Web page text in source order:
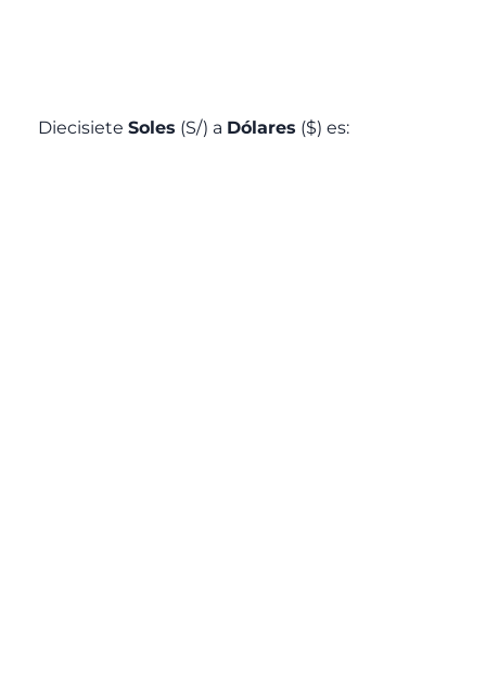
Diecisiete Soles (S/) a Dólares ($) es: